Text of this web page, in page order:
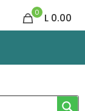
0 L 0.00